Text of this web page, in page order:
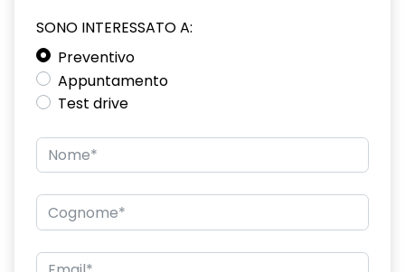
SONO INTERESSATO A:
Preventivo
Appuntamento
Test drive